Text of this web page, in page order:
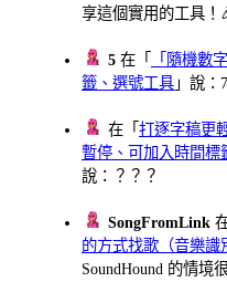
享這個實用的工具！
5 在「
「隨機數
籤、選號工具 」說：
在「打逐字稿更
暫停、可加入時間標
說：？？？
SongFromLink
的方式找歌（音樂識
SoundHound 的情境很